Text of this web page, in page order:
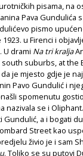
pisama, na
Pava Gundulića
pismo
u Firenci i
U drami Na tri kralja
suburbs, at
je mjesto gdje je
Pavo Gundulić i
spomenutu
nazivala se i
a i bogati
Street kao
živio je i sam
. Toliko se su putovi